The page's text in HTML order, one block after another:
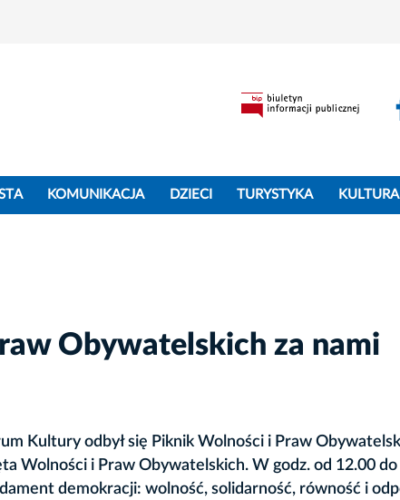
KOMUNIKACJA DZIECI TURYSTYKA KULTURA
Obywatelskich za nami
Kultury odbył się Piknik Wolności i Praw
Wolności i Praw Obywatelskich. W godz. od 12.00
demokracji: wolność, solidarność, równość i